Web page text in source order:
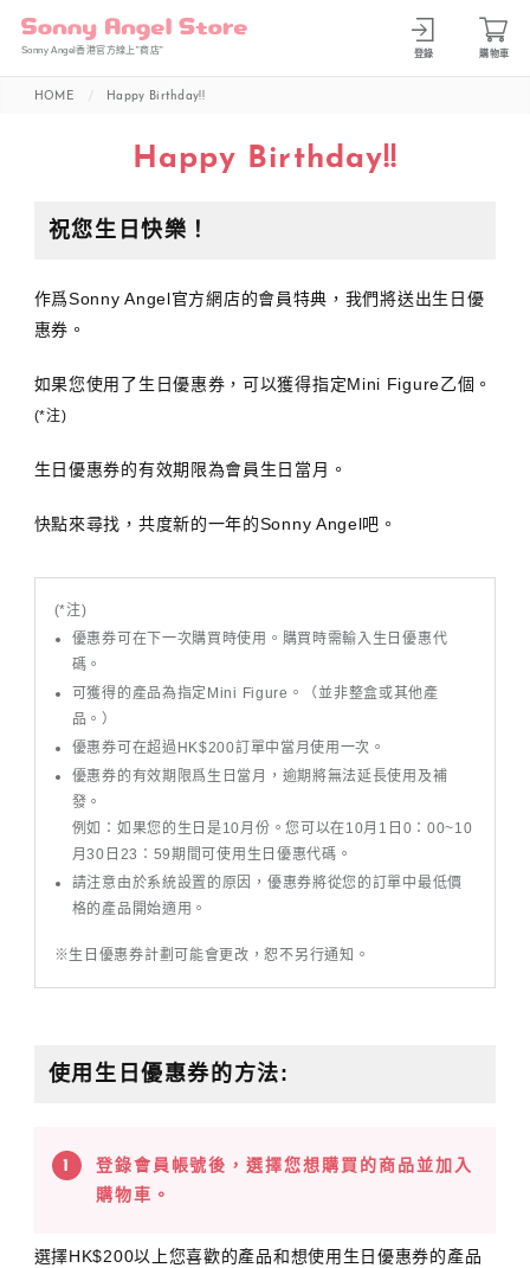
Sonny Angel香港官方線上”商店” 登錄 購物車
HOME Happy Birthday!!
Happy Birthday!!
祝您生日快樂！
作爲Sonny Angel官方網店的會員特典，我們將送出生日優
惠券。
如果您使用了生日優惠券，可以獲得指定Mini Figure乙個。
(*注)
生日優惠券的有效期限為會員生日當月。
快點來尋找，共度新的一年的Sonny Angel吧。
(*注)
優惠券可在下一次購買時使用。購買時需輸入生日優惠代
碼。
可獲得的產品為指定Mini Figure。（並非整盒或其他產
品。）
優惠券可在超過HK$200訂單中當月使用一次。
優惠券的有效期限爲生日當月，逾期將無法延長使用及補
發。
例如：如果您的生日是10月份。您可以在10月1日0：00~10
月30日23：59期間可使用生日優惠代碼。
請注意由於系統設置的原因，優惠券將從您的訂單中最低價
格的產品開始適用。
※生日優惠券計劃可能會更改，恕不另行通知。
使用生日優惠券的方法:
登錄會員帳號後，選擇您想購買的商品並加入
購物車。
選擇HK$200以上您喜歡的產品和想使用生日優惠券的產品